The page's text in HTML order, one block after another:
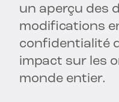
un aperçu des
modifications
confidentialité
impact sur les
monde entier.